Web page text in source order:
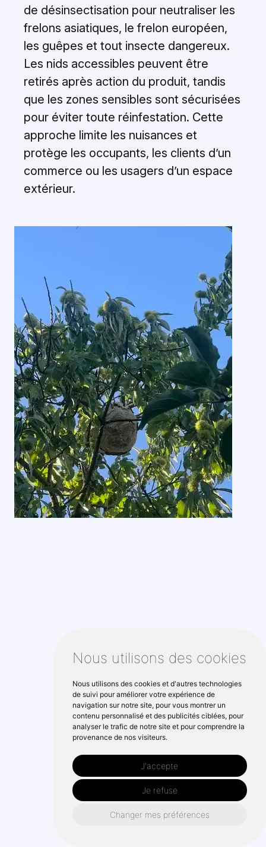
Nous utilisons des cookies
Nous utilisons des cookies et d'autres technologies
de suivi pour améliorer votre expérience de
navigation sur notre site, pour vous montrer un
contenu personnalisé et des publicités ciblées, pour
analyser le trafic de notre site et pour comprendre la
provenance de nos visiteurs.
J'accepte
Je refuse
Changer mes préférences
de désinsectisation pour neutraliser les
frelons asiatiques, le frelon européen,
les guêpes et tout insecte dangereux.
Les nids accessibles peuvent être
retirés après action du produit, tandis
que les zones sensibles sont sécurisées
pour éviter toute réinfestation. Cette
approche limite les nuisances et
protège les occupants, les clients d’un
commerce ou les usagers d’un espace
extérieur.